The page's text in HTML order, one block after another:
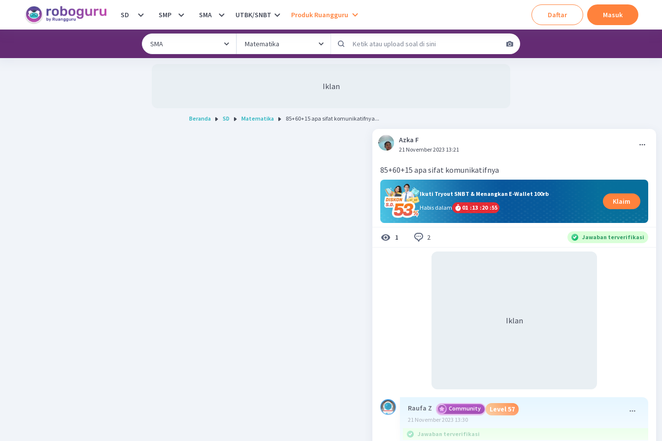
SD SMP SMA UTBK/SNBT Produk Ruangguru Daftar Masuk
Iklan
Beranda SD Matematika 85+60+15 apa sifat komunikatifnya...
Azka F
21 November 2023 13:21
85+60+15 apa sifat komunikatifnya
Ikuti Tryout SNBT & Menangkan E-Wallet 100rb
Habis dalam
01 :13 :20 :55
Klaim
1 2 Jawaban terverifikasi
Iklan
Raufa Z Community Level 57
21 November 2023 13:30
Jawaban terverifikasi